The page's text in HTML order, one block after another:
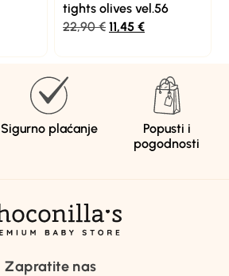
tights olives vel.56
22,90€ 11,45 €
Sigurno plaćanje
Popusti i
pogodnosti
Zapratite nas